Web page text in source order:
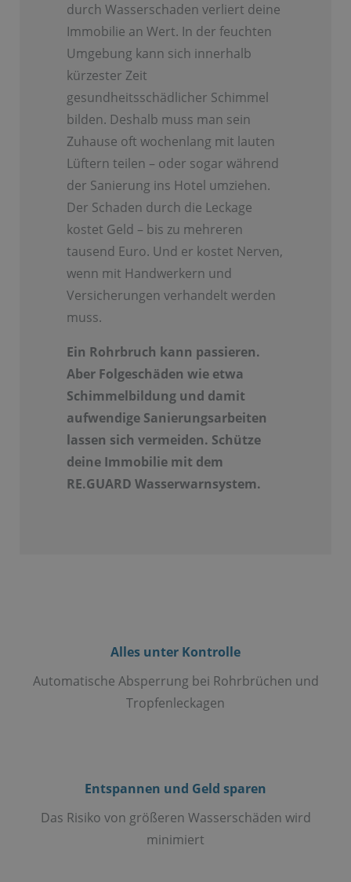
durch Wasserschaden verliert deine
Immobilie an Wert. In der feuchten
Umgebung kann sich innerhalb
kürzester Zeit
gesundheitsschädlicher Schimmel
bilden. Deshalb muss man sein
Zuhause oft wochenlang mit lauten
Lüftern teilen – oder sogar während
der Sanierung ins Hotel umziehen.
Der Schaden durch die Leckage
kostet Geld – bis zu mehreren
tausend Euro. Und er kostet Nerven,
wenn mit Handwerkern und
Versicherungen verhandelt werden
muss.
Ein Rohrbruch kann passieren.
Aber Folgeschäden wie etwa
Schimmelbildung und damit
aufwendige Sanierungsarbeiten
lassen sich vermeiden. Schütze
deine Immobilie mit dem
RE.GUARD Wasserwarnsystem.
Alles unter Kontrolle
Automatische Absperrung bei Rohrbrüchen und
Tropfenleckagen
Entspannen und Geld sparen
Das Risiko von größeren Wasserschäden wird
minimiert